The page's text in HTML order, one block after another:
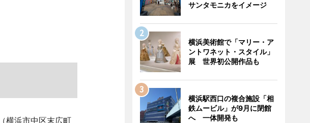
横浜市中区末広町
サンタモニカをイメージ
横浜美術館で「マリー・ア
ントワネット・スタイル」
展 世界初公開作品も
横浜駅西口の複合施設「相
鉄ムービル」が9月に閉館
へ 一体開発も